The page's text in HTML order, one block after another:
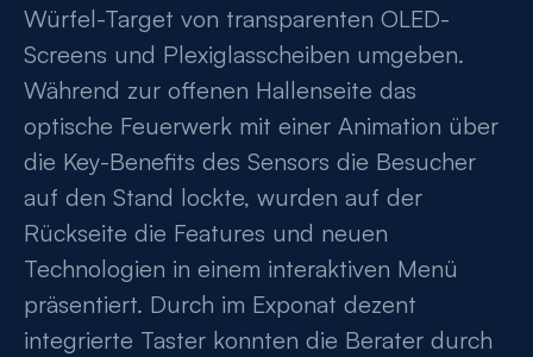
Würfel-Target von transparenten OLED-
Screens und Plexiglasscheiben umgeben.
Während zur offenen Hallenseite das
optische Feuerwerk mit einer Animation über
die Key-Benefits des Sensors die Besucher
auf den Stand lockte, wurden auf der
Rückseite die Features und neuen
Technologien in einem interaktiven Menü
präsentiert. Durch im Exponat dezent
integrierte Taster konnten die Berater durch